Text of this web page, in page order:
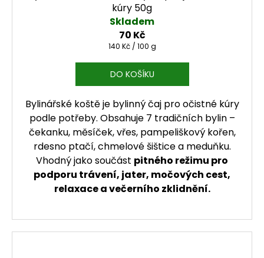
kúry 50g
Skladem
70 Kč
Měrná cena:
140 Kč / 100 g
DO KOŠÍKU
Bylinářské koště je bylinný čaj pro očistné kúry
podle potřeby. Obsahuje 7 tradičních bylin –
čekanku, měsíček, vřes, pampeliškový kořen,
rdesno ptačí, chmelové šištice a meduňku.
Vhodný jako součást pitného režimu pro
podporu trávení, jater, močových cest,
relaxace a večerního zklidnění.